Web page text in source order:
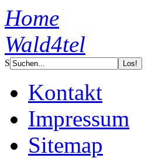
Home
Wald4tel
S
Kontakt
Impressum
Sitemap